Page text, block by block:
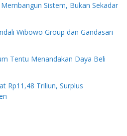
Sistem, Bukan Sekadar
Wibowo Group dan Gandasari
Tentu Menandakan Daya Beli
Rp11,48 Triliun, Surplus